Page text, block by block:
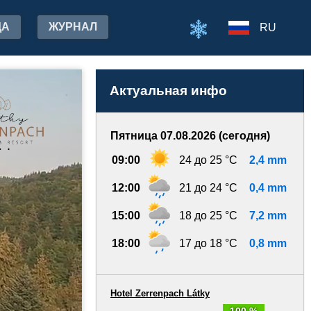
ЖУРНАЛ RU
Актуальная инфо
Пятница 07.08.2026 (сегодня)
09:00 24 до 25 °C 2,4 mm
12:00 21 до 24 °C 0,4 mm
15:00 18 до 25 °C 7,2 mm
18:00 17 до 18 °C 0,8 mm
Hotel Zerrenpach Látky